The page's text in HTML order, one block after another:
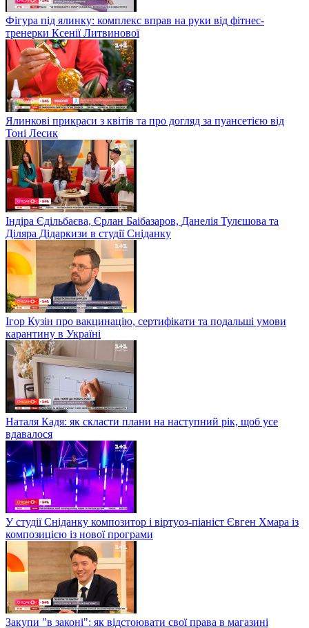
Фігура під ялинку: комплекс вправ на руки від фітнес-
тренерки Ксенії Литвинової
Ялинкові прикраси з квітів та про догляд за пуансетією від
Тоні Лесик
Індіра Єдільбаєва, Єрлан Баібазаров, Данелія Тулєшова та
Діляра Дідаркизи в студії Сніданку
Ігор Кузін про вакцинацію, сертифікати та подальші умови
карантину в Україні
Наталя Кадя: як скласти плани на наступний рік, щоб усе
вдавалося
У студії Сніданку композитор і віртуоз-піаніст Євген Хмара із
композицією із нової програми
Закупи "в законі": як відстоювати свої права в магазині